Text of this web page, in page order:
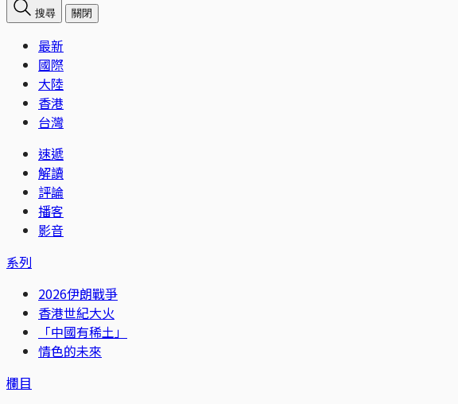
搜尋 關閉
最新
國際
大陸
香港
台灣
速遞
解讀
評論
播客
影音
系列
2026伊朗戰爭
香港世紀大火
「中國有稀土」
情色的未來
欄目